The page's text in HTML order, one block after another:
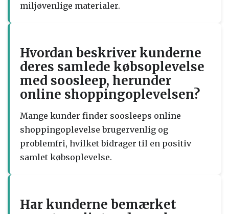
miljøvenlige materialer.
Hvordan beskriver kunderne
deres samlede købsoplevelse
med soosleep, herunder
online shoppingoplevelsen?
Mange kunder finder soosleeps online
shoppingoplevelse brugervenlig og
problemfri, hvilket bidrager til en positiv
samlet købsoplevelse.
Har kunderne bemærket